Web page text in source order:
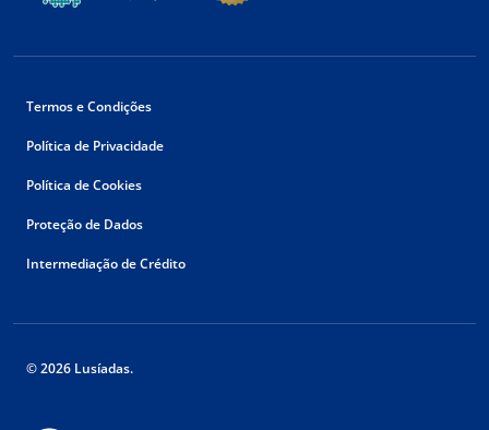
Termos e Condições
Política de Privacidade
Política de Cookies
Proteção de Dados
Intermediação de Crédito
© 2026 Lusíadas.